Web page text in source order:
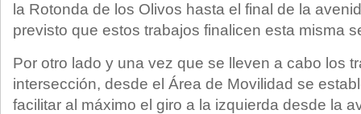
la Rotonda de los Olivos hasta el final de la
previsto que estos trabajos finalicen esta misma
Por otro lado y una vez que se lleven a cabo los
intersección, desde el Área de Movilidad se
facilitar al máximo el giro a la izquierda desde la